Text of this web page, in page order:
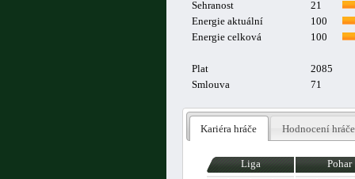
Sehranost
21
Energie aktuální
100
Energie celková
100
Plat
2085
Smlouva
71
Kariéra hráče Hodnocení hráče
Liga Pohar